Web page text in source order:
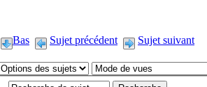
Bas Sujet précédent Sujet suivant